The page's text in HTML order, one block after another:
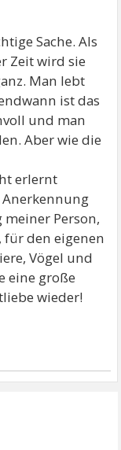
Sache. Als
Zeit wird sie
Man lebt
ist das
und man
Aber wie die
erlernt
Person,
für den eigenen
Vögel und
eine große
wieder!